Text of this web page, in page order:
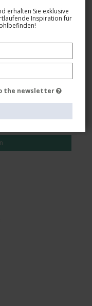
mit Punkten
erhalten Sie exklusive
Inspiration für
the newsletter